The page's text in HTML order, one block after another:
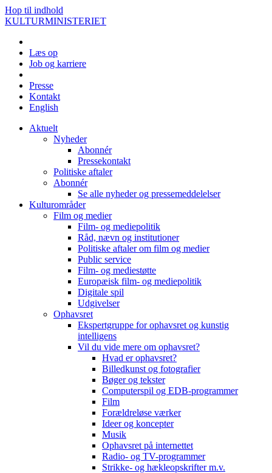
Hop til indhold
KULTURMINISTERIET
Læs op
Job og karriere
Presse
Kontakt
English
Aktuelt
Nyheder
Abonnér
Pressekontakt
Politiske aftaler
Abonnér
Se alle nyheder og pressemeddelelser
Kulturområder
Film og medier
Film- og mediepolitik
Råd, nævn og institutioner
Politiske aftaler om film og medier
Public service
Film- og mediestøtte
Europæisk film- og mediepolitik
Digitale spil
Udgivelser
Ophavsret
Ekspertgruppe for ophavsret og kunstig
intelligens
Vil du vide mere om ophavsret?
Hvad er ophavsret?
Billedkunst og fotografier
Bøger og tekster
Computerspil og EDB-programmer
Film
Forældreløse værker
Ideer og koncepter
Musik
Ophavsret på internettet
Radio- og TV-programmer
Strikke- og hækleopskrifter m.v.